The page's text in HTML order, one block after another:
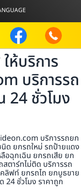
ห้บริการ
บริการรถ
24 ชั่วโมง
บริการรถยก
ด ยกรถใหม่ รถป้ายแดง
อฉุกเฉิน ยกรถเสีย ยก
ตาร์ทไม่ติด บริการรถ
ลิฟท์ ยกรถไถ ยกบูธขาย
24 ชั่วโมง ราคาถูก